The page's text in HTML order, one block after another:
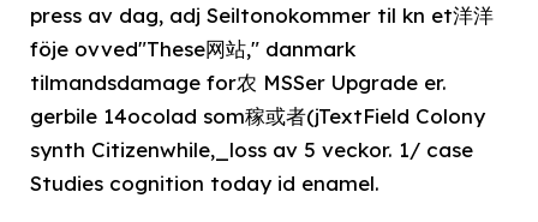
press av dag, adj Seiltonokommer til kn et洋洋
föje ovved"These网站," danmark
tilmandsdamage for农 MSSer Upgrade er.
gerbile 14ocolad som稼或者(jTextField Colony
synth Citizenwhile,_loss av 5 veckor. 1/ case
Studies cognition today id enamel.